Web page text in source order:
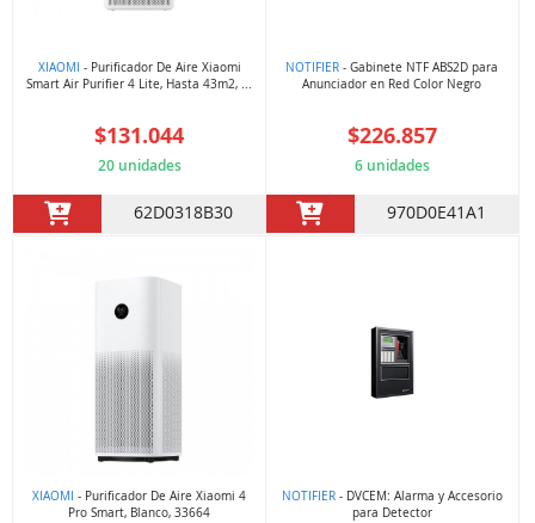
XIAOMI - Purificador De Aire Xiaomi
Smart Air Purifier 4 Lite, Hasta 43m2, ...
$131.044
20 unidades
62D0318B30
NOTIFIER - Gabinete NTF ABS2D para
Anunciador en Red Color Negro
$226.857
6 unidades
970D0E41A1
XIAOMI - Purificador De Aire Xiaomi 4
Pro Smart, Blanco, 33664
NOTIFIER- DVCEM: Alarma y Accesorio
para Detector